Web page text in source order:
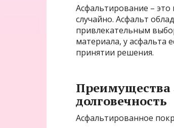
Асфальтирование – это
случайно. Асфальт
привлекательным
материала, у асфальта
принятии решения.
Преимущества
долговечность
Асфальтированное